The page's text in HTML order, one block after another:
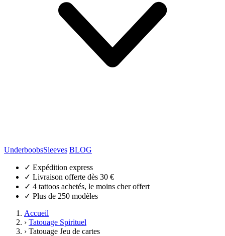
UnderboobsSleeves BLOG
✓ Expédition express
✓ Livraison offerte dès 30 €
✓ 4 tattoos achetés, le moins cher offert
✓ Plus de 250 modèles
Accueil
› Tatouage Spirituel
› Tatouage Jeu de cartes